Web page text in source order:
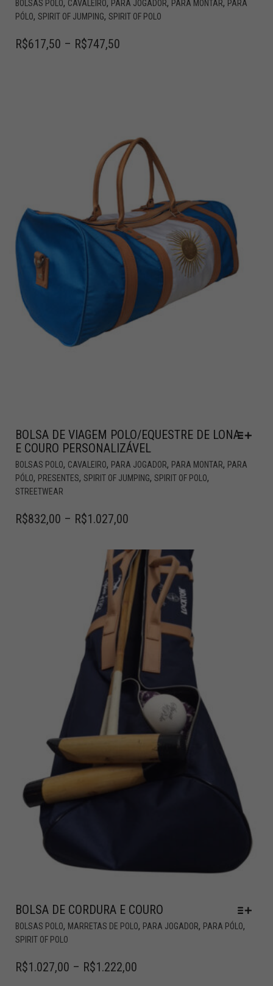
BOLSAS POLO, CAVALEIRO, PARA JOGADOR, PARA MONTAR, PARA
PÓLO, SPIRIT OF JUMPING, SPIRIT OF POLO
R$617,50 – R$747,50
BOLSA DE VIAGEM POLO/EQUESTRE DE LONA
E COURO PERSONALIZÁVEL
BOLSAS POLO, CAVALEIRO, PARA JOGADOR, PARA MONTAR, PARA
PÓLO, PRESENTES, SPIRIT OF JUMPING, SPIRIT OF POLO,
STREETWEAR
R$832,00 – R$1.027,00
BOLSA DE CORDURA E COURO
BOLSAS POLO, MARRETAS DE POLO, PARA JOGADOR, PARA PÓLO,
SPIRIT OF POLO
R$1.027,00 – R$1.222,00